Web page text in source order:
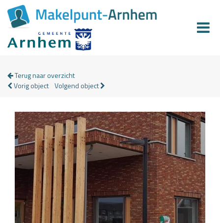
Terug naar overzicht
Vorig object Volgend object